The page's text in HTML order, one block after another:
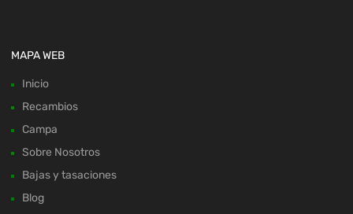
MAPA WEB
Inicio
Recambios
Campa
Sobre Nosotros
Bajas y tasaciones
Blog